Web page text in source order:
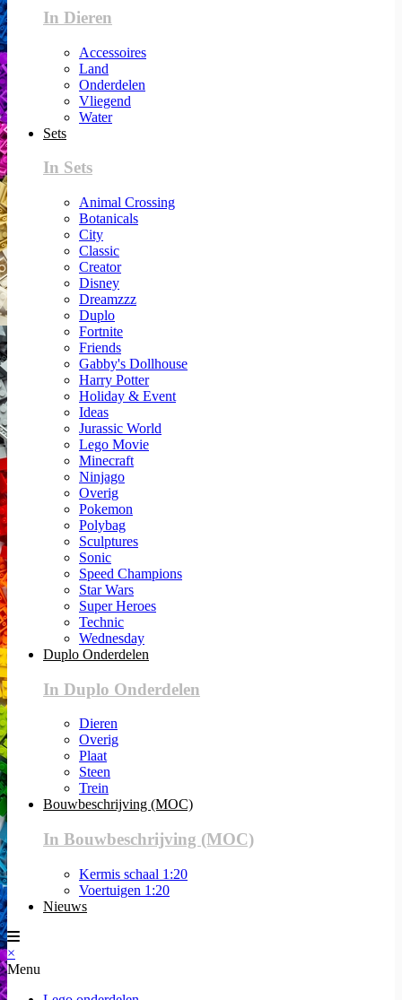
In Dieren
Accessoires
Land
Onderdelen
Vliegend
Water
Sets
In Sets
Animal Crossing
Botanicals
City
Classic
Creator
Disney
Dreamzzz
Duplo
Fortnite
Friends
Gabby's Dollhouse
Harry Potter
Holiday & Event
Ideas
Jurassic World
Lego Movie
Minecraft
Ninjago
Overig
Pokemon
Polybag
Sculptures
Sonic
Speed Champions
Star Wars
Super Heroes
Technic
Wednesday
Duplo Onderdelen
In Duplo Onderdelen
Dieren
Overig
Plaat
Steen
Trein
Bouwbeschrijving (MOC)
In Bouwbeschrijving (MOC)
Kermis schaal 1:20
Voertuigen 1:20
Nieuws
×
Menu